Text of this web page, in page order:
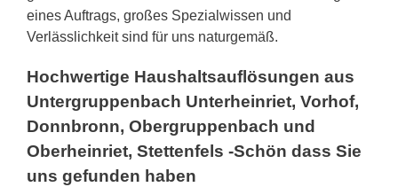
eines Auftrags, großes Spezialwissen und
Verlässlichkeit sind für uns naturgemäß.
Hochwertige Haushaltsauflösungen aus
Untergruppenbach Unterheinriet, Vorhof,
Donnbronn, Obergruppenbach und
Oberheinriet, Stettenfels -Schön dass Sie
uns gefunden haben